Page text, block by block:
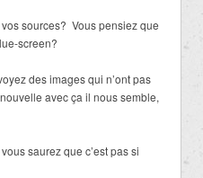
sources? Vous pensiez que
screen?
des images qui n’ont pas
avec ça il nous semble,
saurez que c’est pas si